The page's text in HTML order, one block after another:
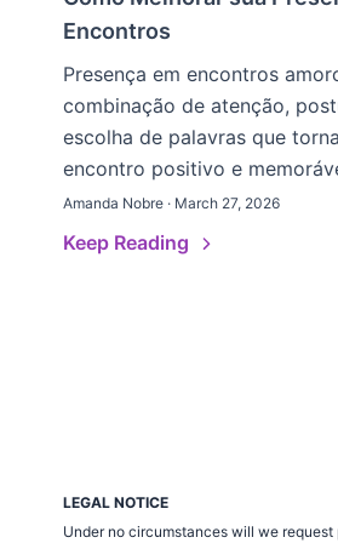
Encontros
Presença em encontros
combinação de atenção,
escolha de palavras que
encontro positivo e
Amanda Nobre · March 27, 2026
Keep Reading
LEGAL NOTICE
Under no circumstances will we